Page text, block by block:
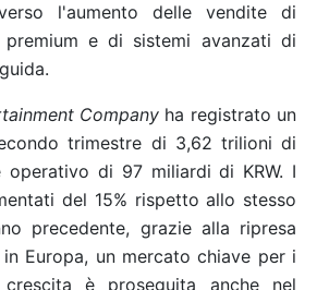
l'aumento delle vendite di
e di sistemi avanzati di
Company ha registrato un
trimestre di 3,62 trilioni di
operativo di 97 miliardi di KRW. I
del 15% rispetto allo stesso
precedente, grazie alla ripresa
Europa, un mercato chiave per i
è proseguita anche nel